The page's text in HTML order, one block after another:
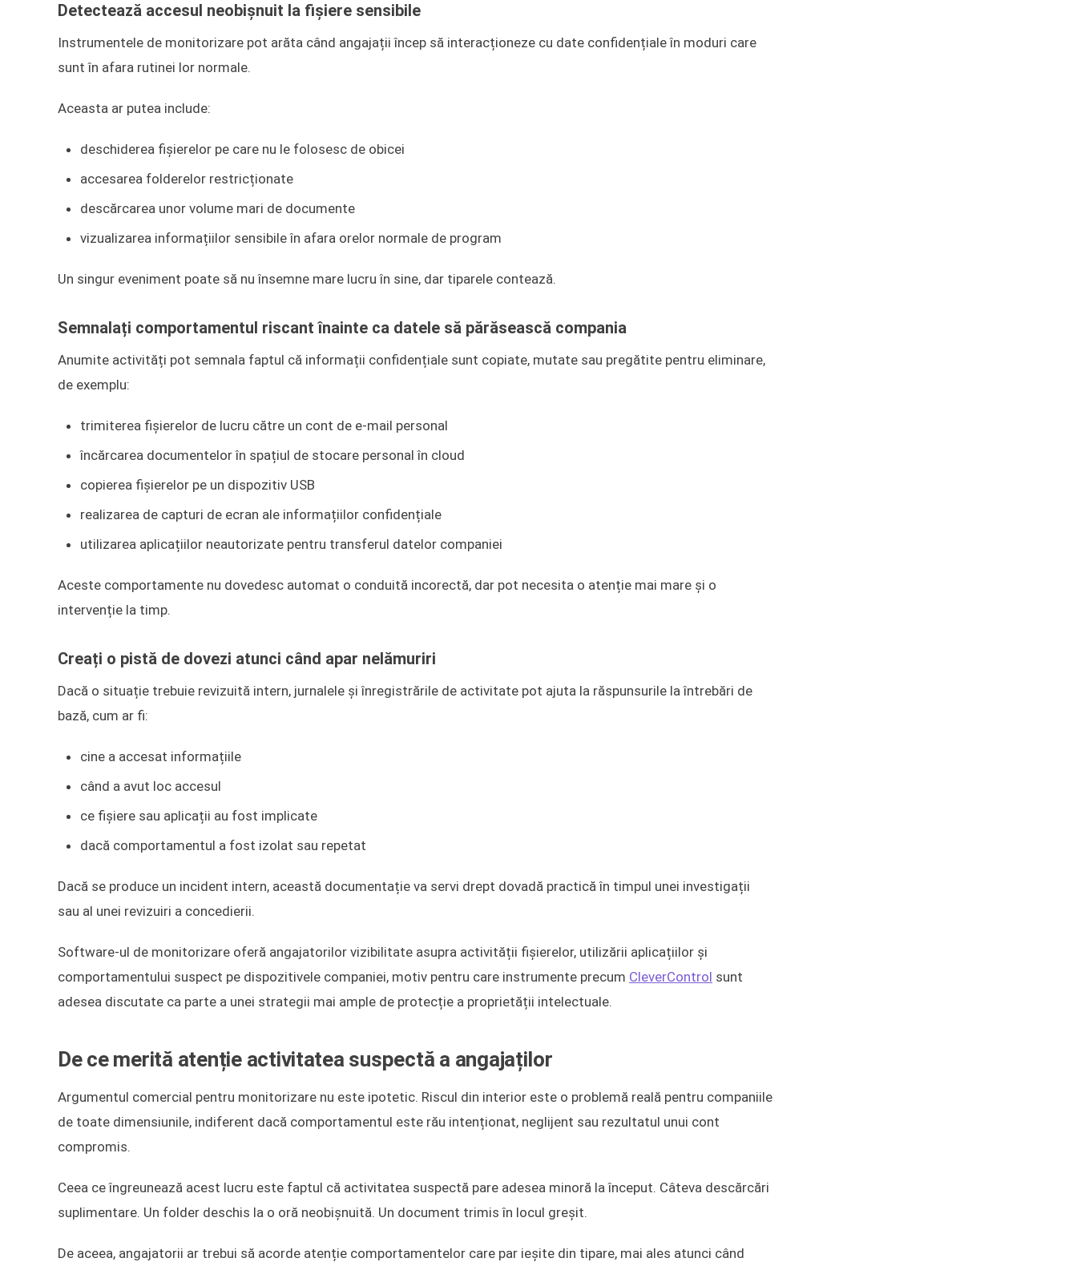
Detectează accesul neobișnuit la fișiere sensibile
Instrumentele de monitorizare pot arăta când angajații încep să interacționeze cu date confidențiale în moduri care
sunt în afara rutinei lor normale.
Aceasta ar putea include:
deschiderea fișierelor pe care nu le folosesc de obicei
accesarea folderelor restricționate
descărcarea unor volume mari de documente
vizualizarea informațiilor sensibile în afara orelor normale de program
Un singur eveniment poate să nu însemne mare lucru în sine, dar tiparele contează.
Semnalați comportamentul riscant înainte ca datele să părăsească compania
Anumite activități pot semnala faptul că informații confidențiale sunt copiate, mutate sau pregătite pentru eliminare,
de exemplu:
trimiterea fișierelor de lucru către un cont de e-mail personal
încărcarea documentelor în spațiul de stocare personal în cloud
copierea fișierelor pe un dispozitiv USB
realizarea de capturi de ecran ale informațiilor confidențiale
utilizarea aplicațiilor neautorizate pentru transferul datelor companiei
Aceste comportamente nu dovedesc automat o conduită incorectă, dar pot necesita o atenție mai mare și o
intervenție la timp.
Creați o pistă de dovezi atunci când apar nelămuriri
Dacă o situație trebuie revizuită intern, jurnalele și înregistrările de activitate pot ajuta la răspunsurile la întrebări de
bază, cum ar fi:
cine a accesat informațiile
când a avut loc accesul
ce fișiere sau aplicații au fost implicate
dacă comportamentul a fost izolat sau repetat
Dacă se produce un incident intern, această documentație va servi drept dovadă practică în timpul unei investigații
sau al unei revizuiri a concedierii.
Software-ul de monitorizare oferă angajatorilor vizibilitate asupra activității fișierelor, utilizării aplicațiilor și
comportamentului suspect pe dispozitivele companiei, motiv pentru care instrumente precum CleverControl sunt
adesea discutate ca parte a unei strategii mai ample de protecție a proprietății intelectuale.
De ce merită atenție activitatea suspectă a angajaților
Argumentul comercial pentru monitorizare nu este ipotetic. Riscul din interior este o problemă reală pentru companiile
de toate dimensiunile, indiferent dacă comportamentul este rău intenționat, neglijent sau rezultatul unui cont
compromis.
Ceea ce îngreunează acest lucru este faptul că activitatea suspectă pare adesea minoră la început. Câteva descărcări
suplimentare. Un folder deschis la o oră neobișnuită. Un document trimis în locul greșit.
De aceea, angajatorii ar trebui să acorde atenție comportamentelor care par ieșite din tipare, mai ales atunci când